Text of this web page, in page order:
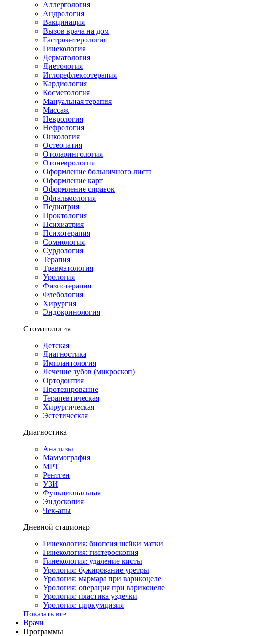
Аллергология
Андрология
Вакцинация
Вызов врача на дом
Гастроэнтерология
Гинекология
Дерматология
Диетология
Иглорефлексотерапия
Кардиология
Косметология
Мануальная терапия
Массаж
Неврология
Нефрология
Онкология
Остеопатия
Отоларингология
Отоневрология
Оформление больничного листа
Оформление карт
Оформление справок
Офтальмология
Педиатрия
Проктология
Психиатрия
Психотерапия
Сомнология
Сурдология
Терапия
Травматология
Урология
Физиотерапия
Флебология
Хирургия
Эндокринология
Стоматология
Детская
Диагностика
Имплантология
Лечение зубов (микроскоп)
Ортодонтия
Протезирование
Терапевтическая
Хирургическая
Эстетическая
Диагностика
Анализы
Маммография
МРТ
Рентген
УЗИ
Функциональная
Эндоскопия
Чек-апы
Дневной стационар
Гинекология: биопсия шейки матки
Гинекология: гистероскопия
Гинекология: удаление кисты
Урология: бужирование уретры
Урология: мармара при варикоцеле
Урология: операция при варикоцеле
Урология: пластика уздечки
Урология: циркумцизия
Показать все
Врачи
Программы